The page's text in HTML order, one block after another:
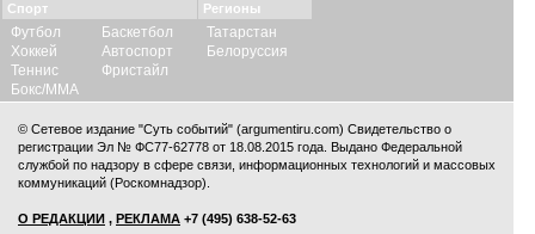
Спорт
Футбол
Хоккей
Теннис
Бокс/ММА
Баскетбол
Автоспорт
Фристайл
Регионы
Татарстан
Белоруссия
© Сетевое издание "Суть событий" (argumentiru.com) Свидетельство о
регистрации Эл № ФС77-62778 от 18.08.2015 года. Выдано Федеральной
службой по надзору в сфере связи, информационных технологий и массовых
коммуникаций (Роскомнадзор).
О РЕДАКЦИИ , РЕКЛАМА +7 (495) 638-52-63